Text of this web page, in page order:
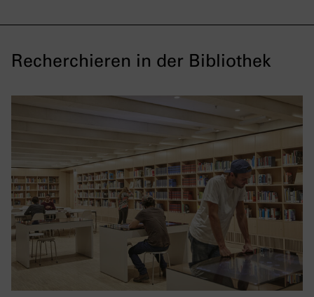
Recherchieren in der Bibliothek